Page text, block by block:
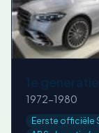
1972-1980
Eerste officiële